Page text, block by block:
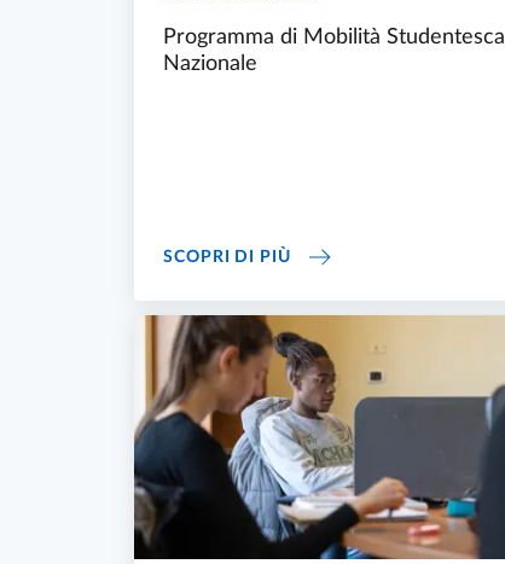
Programma di Mobilità Studentesca
Nazionale
SCOPRI DI PIÙERASMUS ITALIANO